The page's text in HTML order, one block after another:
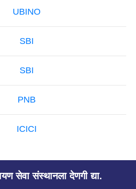
UBINO
SBI
SBI
PNB
ICICI
सेवा संस्थानला देणगी द्या.